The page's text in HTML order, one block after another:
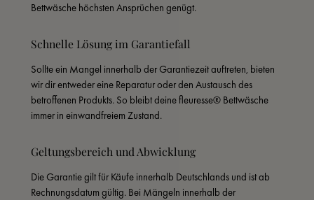
Bettwäsche höchsten Ansprüchen genügt.
Schnelle Lösung im Garantiefall
Sollte ein Mangel innerhalb der Garantiezeit auftreten, bieten
wir dir entweder eine Reparatur oder den Austausch des
betroffenen Produkts. So bleibt deine fleuresse® Bettwäsche
immer in einwandfreiem Zustand.
Geltungsbereich und Abwicklung
Die Garantie gilt für Käufe innerhalb Deutschlands und ist ab
Rechnungsdatum gültig. Bei Mängeln innerhalb der